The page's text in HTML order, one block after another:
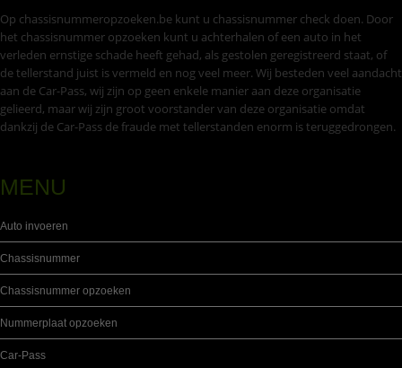
Op chassisnummeropzoeken.be kunt u chassisnummer check doen. Door
het chassisnummer opzoeken kunt u achterhalen of een auto in het
verleden ernstige schade heeft gehad, als gestolen geregistreerd staat, of
de tellerstand juist is vermeld en nog veel meer. Wij besteden veel aandacht
aan de Car-Pass, wij zijn op geen enkele manier aan deze organisatie
gelieerd, maar wij zijn groot voorstander van deze organisatie omdat
dankzij de Car-Pass de fraude met tellerstanden enorm is teruggedrongen.
MENU
Auto invoeren
Chassisnummer
Chassisnummer opzoeken
Nummerplaat opzoeken
Car-Pass